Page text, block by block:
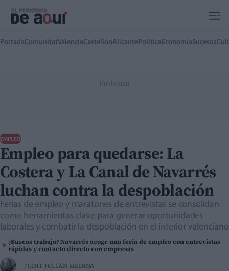
PortadaComunitatValenciaCastellónAlicante Política EconomíaSucesos
EMPLEO
Empleo para quedarse: La
Costera y La Canal de Navarrés
luchan contra la despoblación
Ferias de empleo y maratones de entrevistas se consolidan
como herramientas clave para generar oportunidades
laborales y combatir la despoblación en el interior valenciano
¿Buscas trabajo? Navarrés acoge una feria de empleo con entrevistas
rápidas y contacto directo con empresas
JUDIT JULIAN MEDINA